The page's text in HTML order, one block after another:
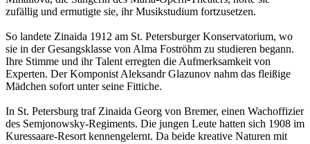
zufällig und ermutigte sie, ihr Musikstudium fortzusetzen.
So landete Zinaida 1912 am St. Petersburger Konservatorium, wo
sie in der Gesangsklasse von Alma Foströhm zu studieren begann.
Ihre Stimme und ihr Talent erregten die Aufmerksamkeit von
Experten. Der Komponist Aleksandr Glazunov nahm das fleißige
Mädchen sofort unter seine Fittiche.
In St. Petersburg traf Zinaida Georg von Bremer, einen Wachoffizier
des Semjonowsky-Regiments. Die jungen Leute hatten sich 1908 im
Kuressaare-Resort kennengelernt. Da beide kreative Naturen mit